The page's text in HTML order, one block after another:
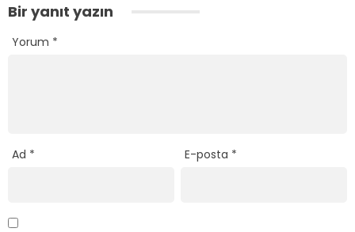
Bir yanıt yazın
Yorum *
Ad * E-posta *